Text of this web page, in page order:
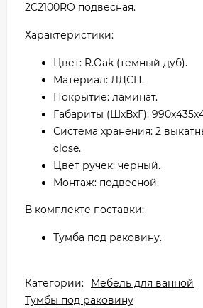
2C2100RO подвесная.
Характеристики:
Цвет: R.Oak (темный дуб).
Материал: ЛДСП.
Покрытие: ламинат.
Габариты (ШхВхГ):
Система хранения: 2
close.
Цвет ручек: черный.
Монтаж: подвесной.
В комплекте поставки:
Тумба под раковину.
Категории:
Мебель для ванной
Тумбы под раковину